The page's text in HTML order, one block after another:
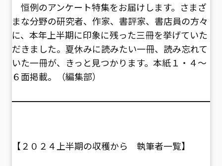
恒例のアンケート特集をお届けします。さまざ
まな分野の研究者、作家、書評家、書店員の方々
に、本年上半期に印象に残った三冊を挙げていた
だきました。夏休みに読みたい一冊、読み忘れて
いた一冊が、きっと見つかります。本紙１・４～
６面掲載。（編集部）
【２０２４上半期の収穫から 執筆者一覧】